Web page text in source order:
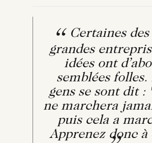
Certaines
grandes
idées ont
semblées folles.
gens se sont dit :
ne marchera
puis cela a
Apprenez donc à